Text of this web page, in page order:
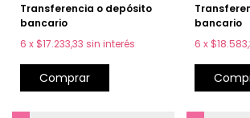
Transferencia o depósito
bancario
6 x $17.233,33 sin interés
Comprar
bancario
6 x